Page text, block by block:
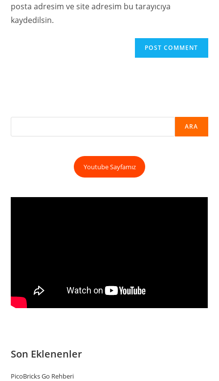
posta adresim ve site adresim bu tarayıcıya
kaydedilsin.
ARA
Youtube Sayfamız
Son Eklenenler
PicoBricks Go Rehberi